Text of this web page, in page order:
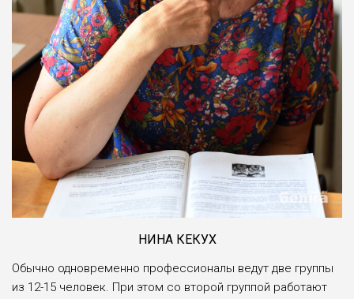
НИНА КЕКУХ
Обычно одновременно профессионалы ведут две группы
из 12-15 человек. При этом со второй группой работают